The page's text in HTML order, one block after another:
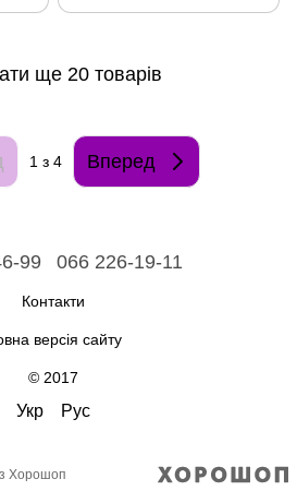
ще 20 товарів
1 з 4 Вперед
99 066 226-19-11
Контакти
версія сайту
© 2017
Укр Рус
з Хорошоп